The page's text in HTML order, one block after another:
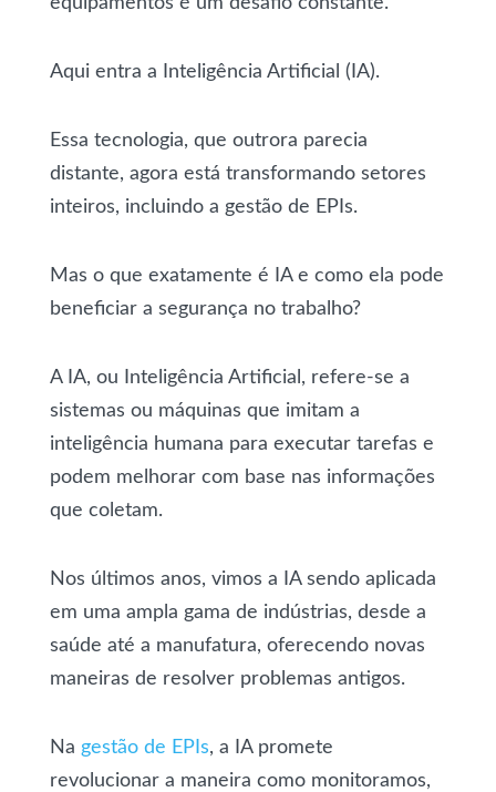
Aqui entra a Inteligência Artificial (IA).
Essa tecnologia, que outrora parecia
distante, agora está transformando setores
inteiros, incluindo a gestão de EPIs.
Mas o que exatamente é IA e como ela pode
beneficiar a segurança no trabalho?
A IA, ou Inteligência Artificial, refere-se a
sistemas ou máquinas que imitam a
inteligência humana para executar tarefas e
podem melhorar com base nas informações
que coletam.
Nos últimos anos, vimos a IA sendo aplicada
em uma ampla gama de indústrias, desde a
saúde até a manufatura, oferecendo novas
maneiras de resolver problemas antigos.
Na gestão de EPIs, a IA promete
revolucionar a maneira como monitoramos,